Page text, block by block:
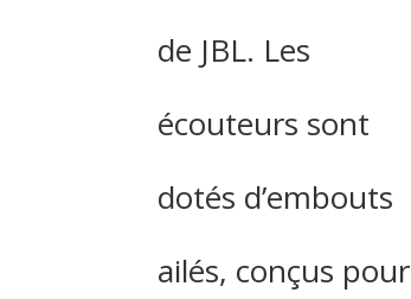
de JBL. Les
écouteurs sont
dotés d’embouts
ailés, conçus pour